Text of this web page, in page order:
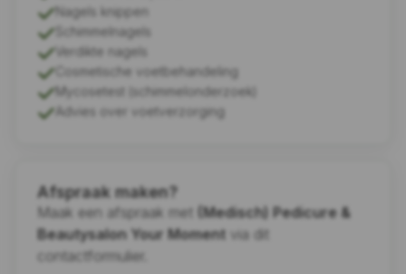
Nagels knippen
Schimmelnagels
Verdikte nagels
Cosmetische voetbehandeling
Mycosetest (schimmelonderzoek)
Advies over voetverzorging
Afspraak maken?
Maak een afspraak met
(Medisch) Pedicure &
Beautysalon Your Moment via dit
contactformulier.